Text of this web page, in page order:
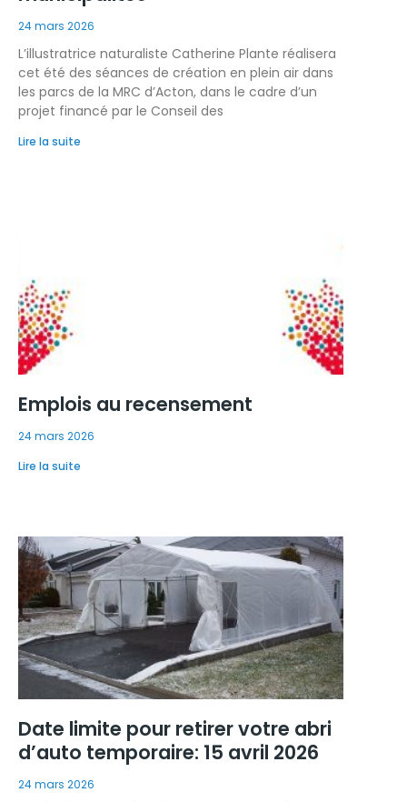
24 mars 2026
L’illustratrice naturaliste Catherine Plante réalisera
cet été des séances de création en plein air dans
les parcs de la MRC d’Acton, dans le cadre d’un
projet financé par le Conseil des
Lire la suite
Emplois au recensement
24 mars 2026
Lire la suite
Date limite pour retirer votre abri
d’auto temporaire: 15 avril 2026
24 mars 2026